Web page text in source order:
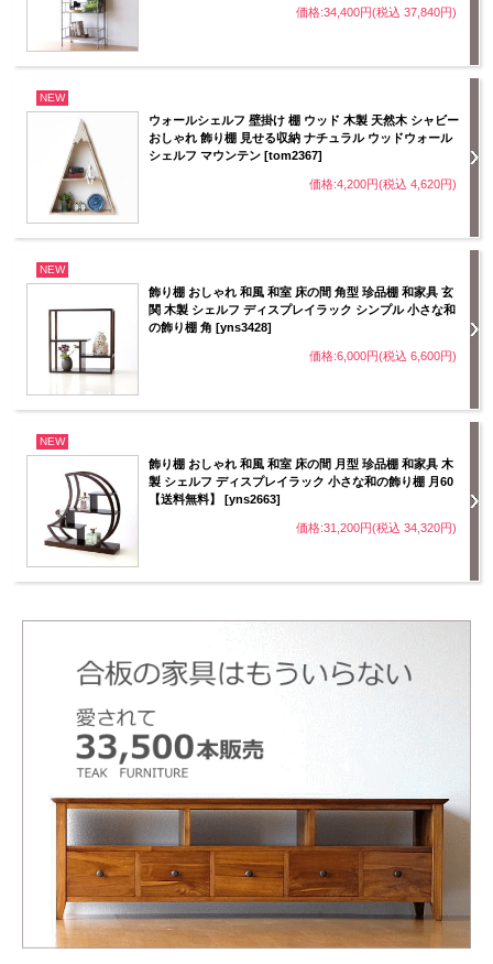
価格:34,400円(税込 37,840円)
NEW
ウォールシェルフ 壁掛け 棚 ウッド 木製 天然木 シャビー
おしゃれ 飾り棚 見せる収納 ナチュラル ウッドウォール
シェルフ マウンテン [tom2367]
価格:4,200円(税込 4,620円)
NEW
飾り棚 おしゃれ 和風 和室 床の間 角型 珍品棚 和家具 玄
関 木製 シェルフ ディスプレイラック シンプル 小さな和
の飾り棚 角 [yns3428]
価格:6,000円(税込 6,600円)
NEW
飾り棚 おしゃれ 和風 和室 床の間 月型 珍品棚 和家具 木
製 シェルフ ディスプレイラック 小さな和の飾り棚 月60
【送料無料】 [yns2663]
価格:31,200円(税込 34,320円)